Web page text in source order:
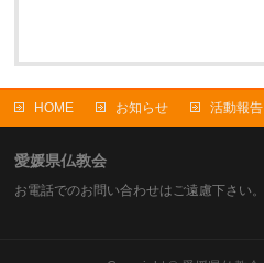
HOME お知らせ 活動報告
愛媛県仏教会
お電話でのお問い合わせはご遠慮下さい。